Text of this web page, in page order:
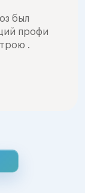
был
профи
.